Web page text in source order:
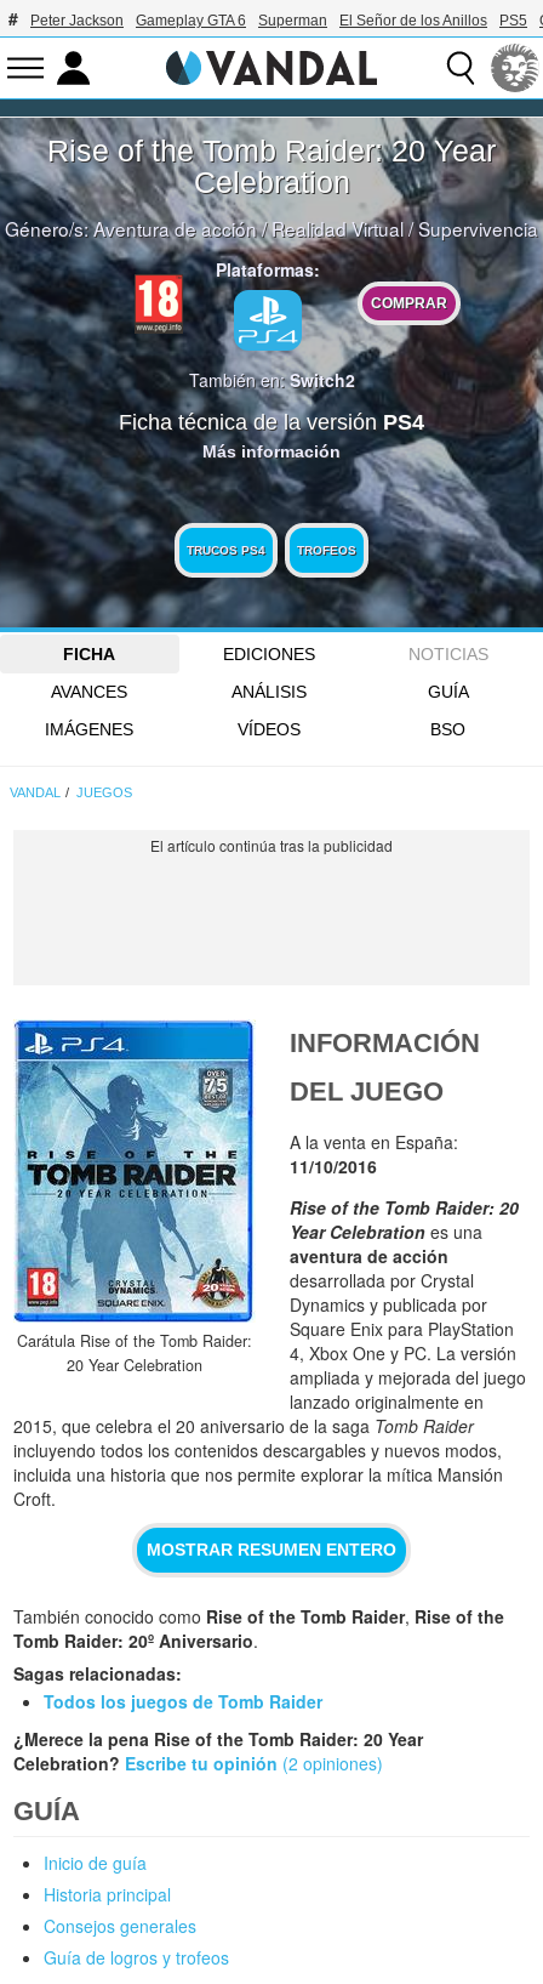
Peter Jackson Gameplay GTA 6 Superman El Señor de los Anillos PS5
Rise of the Tomb Raider: 20 Year
Celebration
Género/s:Aventura de acción/Realidad Virtual/Supervivencia
Plataformas:
COMPRAR
También en:Switch2
Ficha técnica de la versión PS4
Más información
TRUCOS PS4 TROFEOS
FICHA EDICIONES
NOTICIAS
AVANCES
ANÁLISIS
GUÍA
IMÁGENES
VÍDEOS BSO
VANDAL JUEGOS
Carátula Rise of the Tomb Raider:
20 Year Celebration
INFORMACIÓN
DEL JUEGO
A la venta en España:
11/10/2016
Rise of the Tomb Raider: 20
Year Celebration es una
aventura de acción
desarrollada por Crystal
Dynamics y publicada por
Square Enix para PlayStation
4, Xbox One y PC. La versión
ampliada y mejorada del juego
lanzado originalmente en
2015, que celebra el 20 aniversario de la saga Tomb Raider
incluyendo todos los contenidos descargables y nuevos modos,
incluida una historia que nos permite explorar la mítica Mansión
Croft.
MOSTRAR RESUMEN ENTERO
También conocido como Rise of the Tomb Raider, Rise of the
Tomb Raider: 20º Aniversario.
Sagas relacionadas:
Todos los juegos de Tomb Raider
¿Merece la pena Rise of the Tomb Raider: 20 Year
Celebration? Escribe tu opinión (2 opiniones)
GUÍA
Inicio de guía
Historia principal
Consejos generales
Guía de logros y trofeos